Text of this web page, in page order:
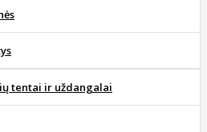
tentai ir uždangalai